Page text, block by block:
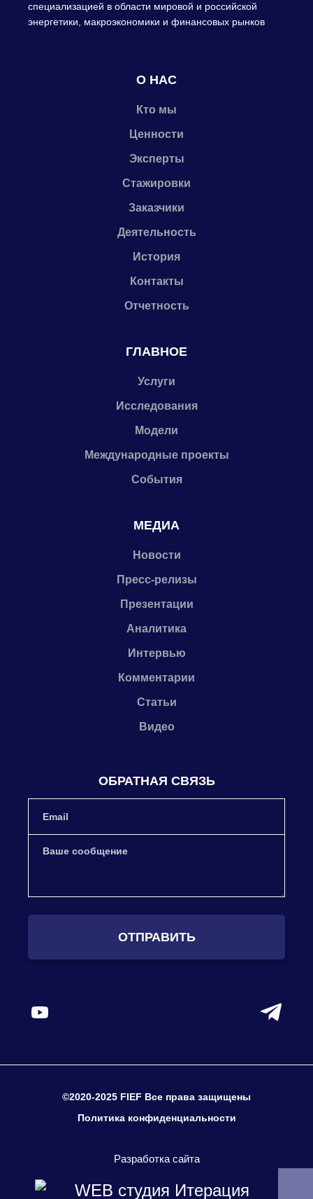
специализацией в области мировой и российской
энергетики, макроэкономики и финансовых рынков
О НАС
Кто мы
Ценности
Эксперты
Стажировки
Заказчики
Деятельность
История
Контакты
Отчетность
ГЛАВНОЕ
Услуги
Исследования
Модели
Международные проекты
События
МЕДИА
Новости
Пресс-релизы
Презентации
Аналитика
Интервью
Комментарии
Статьи
Видео
ОБРАТНАЯ СВЯЗЬ
ОТПРАВИТЬ
©2020-2025 FIEF Все права защищены
Политика конфиденциальности
Разработка сайта